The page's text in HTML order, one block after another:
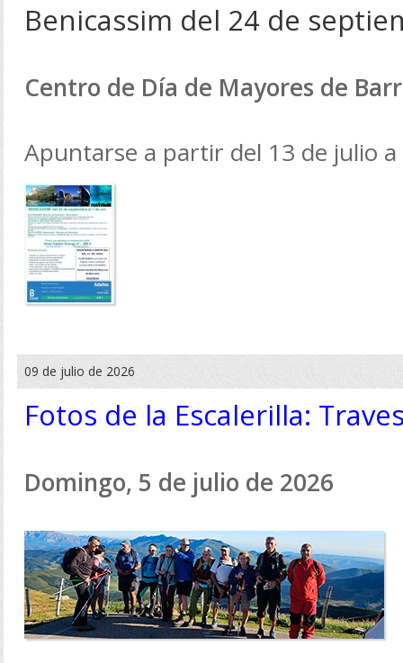
Benicassim del 24 de
Centro de Día de Mayores de
Apuntarse a partir del 13 de julio
09 de julio de 2026
Fotos de la Escalerilla:
Domingo, 5 de julio de 2026